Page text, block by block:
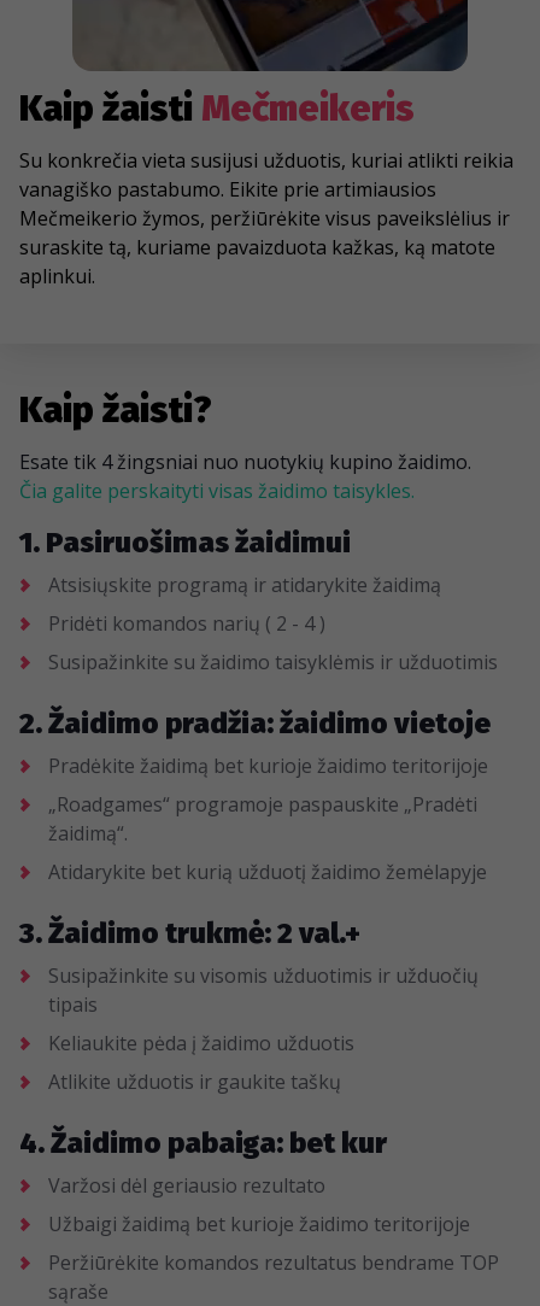
Kaip žaisti Mečmeikeris
Su konkrečia vieta susijusi užduotis, kuriai atlikti reikia
vanagiško pastabumo. Eikite prie artimiausios
Mečmeikerio žymos, peržiūrėkite visus paveikslėlius ir
suraskite tą, kuriame pavaizduota kažkas, ką matote
aplinkui.
Kaip žaisti?
Esate tik 4 žingsniai nuo nuotykių kupino žaidimo.
Čia galite perskaityti visas žaidimo taisykles.
1. Pasiruošimas žaidimui
Atsisiųskite programą ir atidarykite žaidimą
Pridėti komandos narių ( 2 - 4 )
Susipažinkite su žaidimo taisyklėmis ir užduotimis
2. Žaidimo pradžia: žaidimo vietoje
Pradėkite žaidimą bet kurioje žaidimo teritorijoje
„Roadgames“ programoje paspauskite „Pradėti
žaidimą“.
Atidarykite bet kurią užduotį žaidimo žemėlapyje
3. Žaidimo trukmė: 2 val.+
Susipažinkite su visomis užduotimis ir užduočių
tipais
Keliaukite pėda į žaidimo užduotis
Atlikite užduotis ir gaukite taškų
4. Žaidimo pabaiga: bet kur
Varžosi dėl geriausio rezultato
Užbaigi žaidimą bet kurioje žaidimo teritorijoje
Peržiūrėkite komandos rezultatus bendrame TOP
sąraše